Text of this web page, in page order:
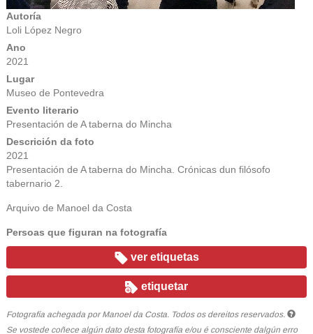
Autoría
Loli López Negro
Ano
2021
Lugar
Museo de Pontevedra
Evento literario
Presentación de A taberna do Mincha
Descrición da foto
2021
Presentación de A taberna do Mincha. Crónicas dun filósofo
tabernario 2.
Arquivo de Manoel da Costa
Persoas que figuran na fotografía
ver etiquetas
etiquetar
Fotografía achegada por Manoel da Costa. Todos os dereitos reservados.
Se vostede coñece algún dato desta fotografía e/ou é consciente dalgún erro